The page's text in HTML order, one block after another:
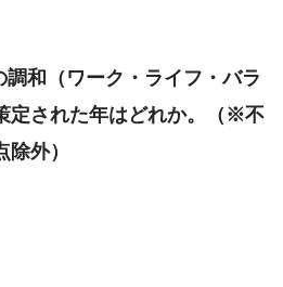
調和（ワーク・ライフ・バラ
定された年はどれか。（※不
外）